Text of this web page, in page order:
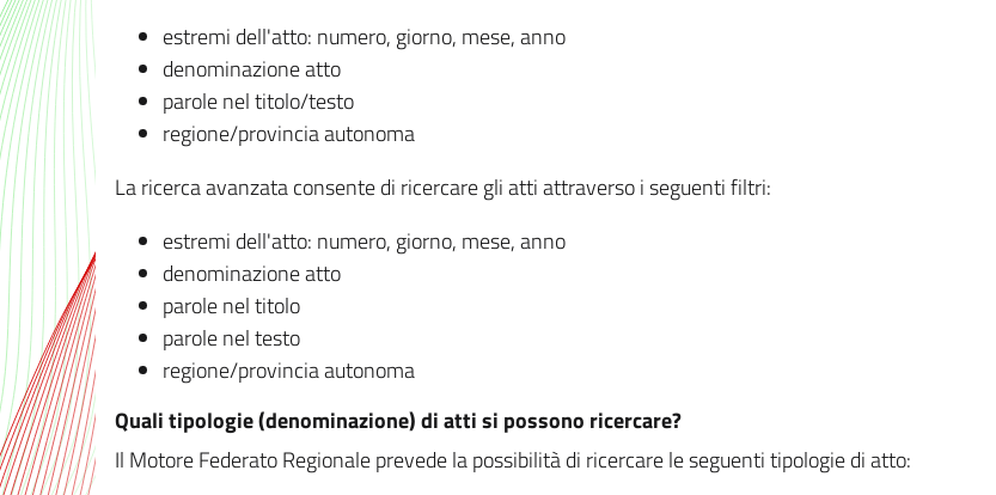
estremi dell'atto: numero, giorno, mese, anno
denominazione atto
parole nel titolo/testo
regione/provincia autonoma
La ricerca avanzata consente di ricercare gli atti attraverso i seguenti filtri:
estremi dell'atto: numero, giorno, mese, anno
denominazione atto
parole nel titolo
parole nel testo
regione/provincia autonoma
Quali tipologie (denominazione) di atti si possono ricercare?
Il Motore Federato Regionale prevede la possibilità di ricercare le seguenti tipologie di atto: